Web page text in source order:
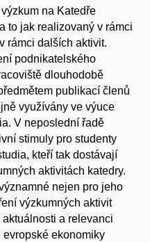
na Katedře
to jak realizovaný v rámci
rámci dalších aktivit.
podnikatelského
dlouhodobě
publikací členů
využívány ve výuce
V neposlední řadě
stimuly pro studenty
kteří tak dostávají
aktivitách katedry.
nejen pro jeho
výzkumných aktivit
a relevanci
ekonomiky